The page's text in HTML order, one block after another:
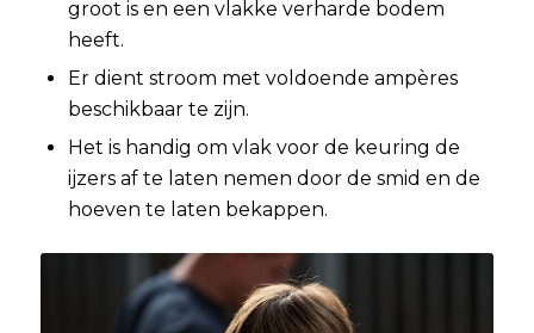
groot is en een vlakke verharde bodem
heeft.
Er dient stroom met voldoende ampères
beschikbaar te zijn.
Het is handig om vlak voor de keuring de
ijzers af te laten nemen door de smid en de
hoeven te laten bekappen.